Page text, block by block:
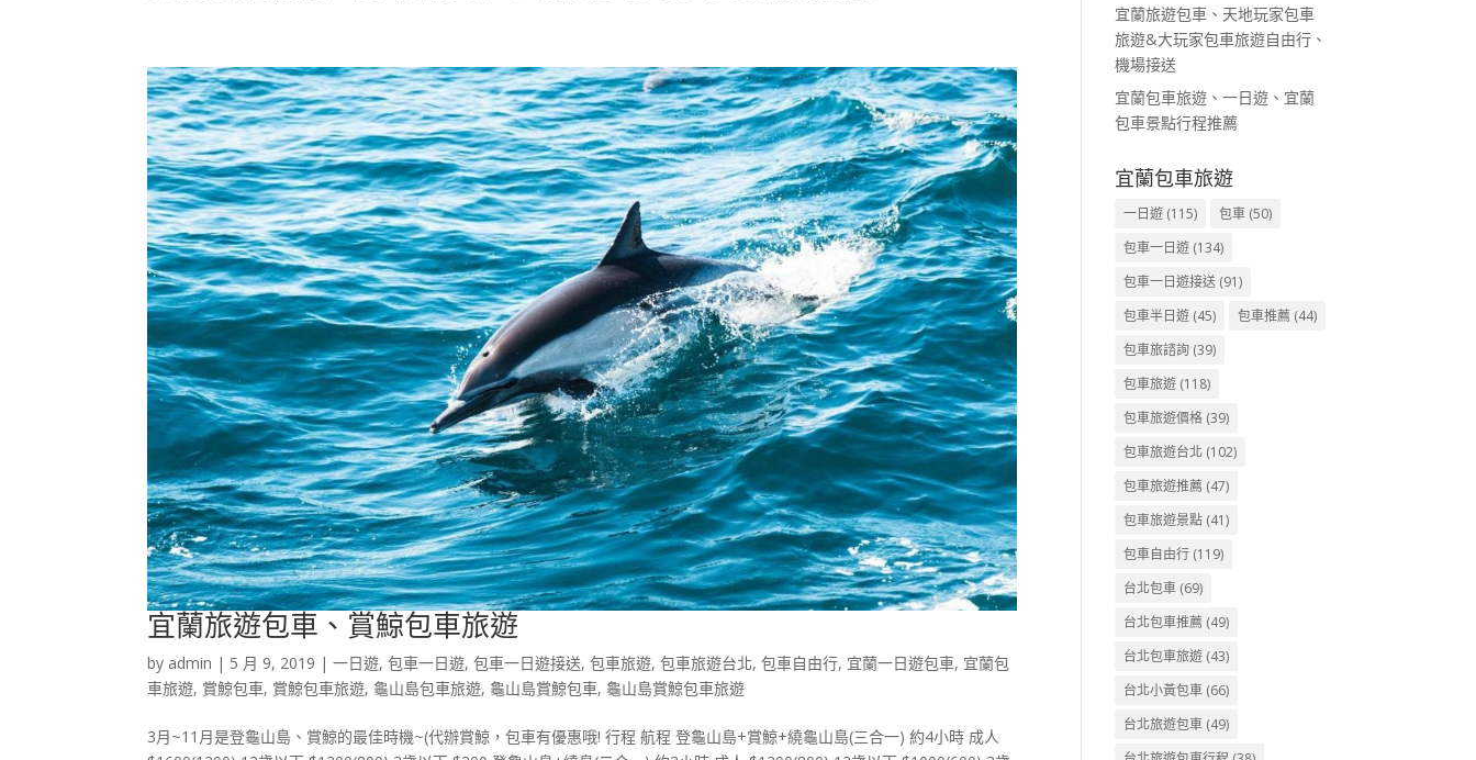
宜蘭旅遊包車、賞鯨包車旅遊
by admin | 5 月 9, 2019 |一日遊,包車一日遊,包車一日遊接送,包車旅遊,包車旅遊台北,包車自由行, 宜蘭一日遊包車, 宜蘭包
車旅遊, 賞鯨包車, 賞鯨包車旅遊, 龜山島包車旅遊, 龜山島賞鯨包車, 龜山島賞鯨包車旅遊
3月~11月是登龜山島、賞鯨的最佳時機~(代辦賞鯨，包車有優惠哦! 行程 航程 登龜山島+賞鯨+繞龜山島(三合一) 約4小時 成人
宜蘭旅遊包車、天地玩家包車
旅遊&大玩家包車旅遊自由行、
機場接送
宜蘭包車旅遊、一日遊、宜蘭
包車景點行程推薦
宜蘭包車旅遊
一日遊 (115) 包車 (50)
包車一日遊 (134)
包車一日遊接送 (91)
包車半日遊 (45) 包車推薦 (44)
包車旅諮詢 (39)
包車旅遊 (118)
包車旅遊價格 (39)
包車旅遊台北 (102)
包車旅遊推薦 (47)
包車旅遊景點 (41)
包車自由行 (119)
台北包車 (69)
台北包車推薦 (49)
台北包車旅遊 (43)
台北小黃包車 (66)
台北旅遊包車 (49)